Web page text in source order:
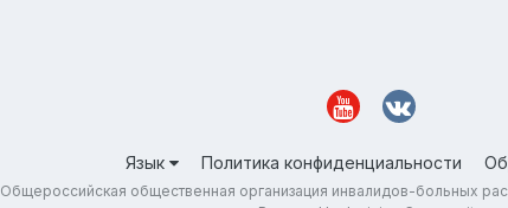
Язык Политика конфиденциальности
Общероссийская общественная организация инвалидов-больных